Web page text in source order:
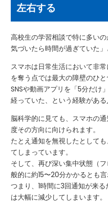
左右する
高校生の学習相談で特に多い
気づいたら時間が過ぎていた」
スマホは日常生活において非
を奪う点では最大の障壁のひと
SNSや動画アプリを「5分だけ
経っていた、という経験がある
脳科学的に見ても、スマホの
度その方向に向けられます。
たとえ通知を無視したとして
てしまっています。
そして、再び深い集中状態（
般的に約15〜20分かかるとも言
つまり、1時間に3回通知が来
は大幅に減少してしまいます。